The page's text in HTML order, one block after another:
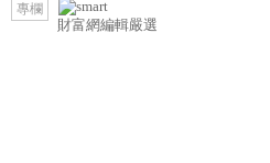
專欄
財富網編輯嚴選